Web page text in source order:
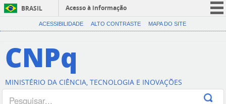
BRASIL
Acesso à informação
CORONAVÍRUS (COVID-19)
Canais
ACESSIBILIDADE ALTO CONTRASTE MAPA DO SITE
CNPq
MINISTÉRIO DA CIÊNCIA, TECNOLOGIA E INOVAÇÕES